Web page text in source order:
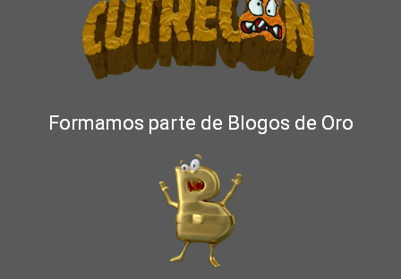
Formamos parte de Blogos de Oro